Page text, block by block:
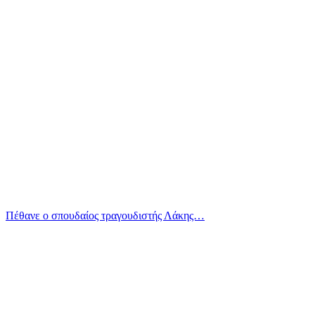
Πέθανε ο σπουδαίος τραγουδιστής Λάκης…